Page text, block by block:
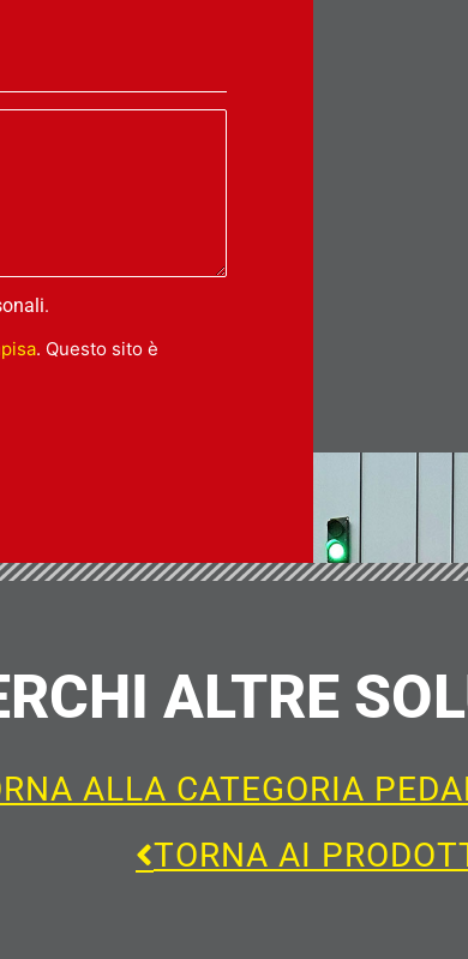
. Questo sito è
ALTRE
ALLA CATEGORIA
TORNA AI